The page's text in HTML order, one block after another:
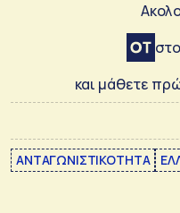
στο
και μάθετε
ΑΝΤΑΓΩΝΙΣΤΙΚΟΤΗΤΑ